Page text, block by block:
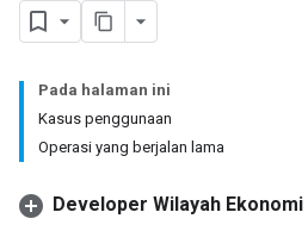
Pada halaman ini
Kasus penggunaan
Operasi yang berjalan lama
Developer Wilayah Ekonomi